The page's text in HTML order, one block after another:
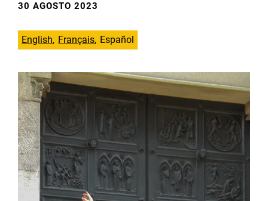
30 AGOSTO 2023
English Français Español